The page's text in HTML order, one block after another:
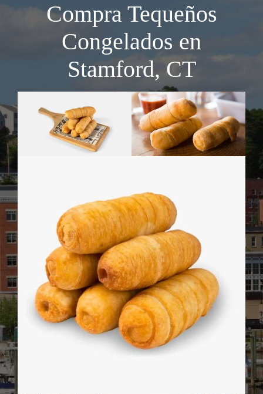
Compra Tequeños
Congelados en
Stamford, CT